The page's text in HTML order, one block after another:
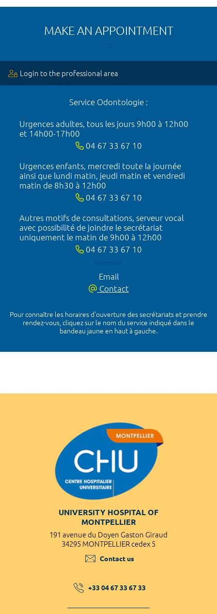
MAKE AN APPOINTMENT
Login to the professional area
Service Odontologie :
Urgences adultes, tous les jours 9h00 à 12h00
et 14h00-17h00
04 67 33 67 10
Urgences enfants, mercredi toute la journée
ainsi que lundi matin, jeudi matin et vendredi
matin de 8h30 à 12h00
04 67 33 67 10
Autres motifs de consultations, serveur vocal
avec possibilité de joindre le secrétariat
uniquement le matin de 9h00 à 12h00
04 67 33 67 10
Email
Contact
Pour connaître les horaires d’ouverture des secrétariats et prendre
rendez-vous, cliquez sur le nom du service indiqué dans le
bandeau jaune en haut à gauche.
UNIVERSITY HOSPITAL OF
MONTPELLIER
191 avenue du Doyen Gaston Giraud
34295 MONTPELLIER cedex 5
Contact us
+33 04 67 33 67 33